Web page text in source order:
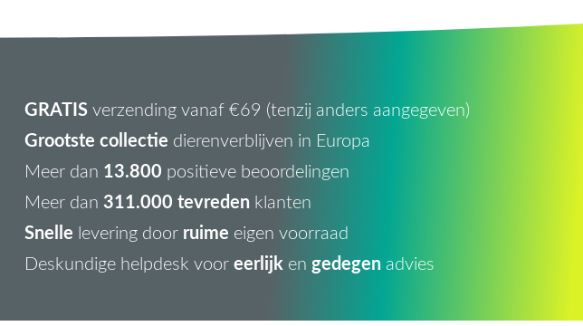
GRATISverzending vanaf €69 (tenzij anders aangegeven)
Grootste collectie dierenverblijven in Europa
Meer dan 13.800 positieve beoordelingen
Meer dan 311.000 tevredenklanten
Snelle levering door ruime eigen voorraad
Deskundige helpdesk vooreerlijken gedegenadvies